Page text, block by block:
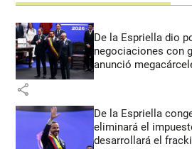
De la Espriella dio
negociaciones con
anunció
share
De la Espriella
eliminará el
desarrollará el